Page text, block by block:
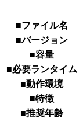
■ファイル名
■バージョン
■容量
■必要ランタイム
■動作環境
■特徴
■推奨年齢